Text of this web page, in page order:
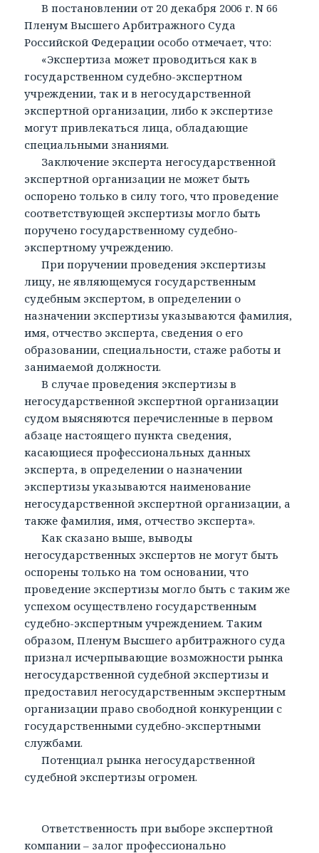
В постановлении от 20 декабря 2006 г. N 66
Пленум Высшего Арбитражного Суда
Российской Федерации особо отмечает, что:
«Экспертиза может проводиться как в
государственном судебно-экспертном
учреждении, так и в негосударственной
экспертной организации, либо к экспертизе
могут привлекаться лица, обладающие
специальными знаниями.
Заключение эксперта негосударственной
экспертной организации не может быть
оспорено только в силу того, что проведение
соответствующей экспертизы могло быть
поручено государственному судебно-
экспертному учреждению.
При поручении проведения экспертизы
лицу, не являющемуся государственным
судебным экспертом, в определении о
назначении экспертизы указываются фамилия,
имя, отчество эксперта, сведения о его
образовании, специальности, стаже работы и
занимаемой должности.
В случае проведения экспертизы в
негосударственной экспертной организации
судом выясняются перечисленные в первом
абзаце настоящего пункта сведения,
касающиеся профессиональных данных
эксперта, в определении о назначении
экспертизы указываются наименование
негосударственной экспертной организации, а
также фамилия, имя, отчество эксперта».
Как сказано выше, выводы
негосударственных экспертов не могут быть
оспорены только на том основании, что
проведение экспертизы могло быть с таким же
успехом осуществлено государственным
судебно-экспертным учреждением. Таким
образом, Пленум Высшего арбитражного суда
признал исчерпывающие возможности рынка
негосударственной судебной экспертизы и
предоставил негосударственным экспертным
организации право свободной конкуренции с
государственными судебно-экспертными
службами.
Потенциал рынка негосударственной
судебной экспертизы огромен.
Ответственность при выборе экспертной
компании – залог профессионально